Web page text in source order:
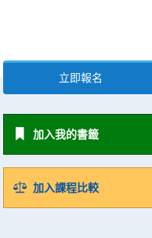
立即報名
加入我的書籤
加入課程比較